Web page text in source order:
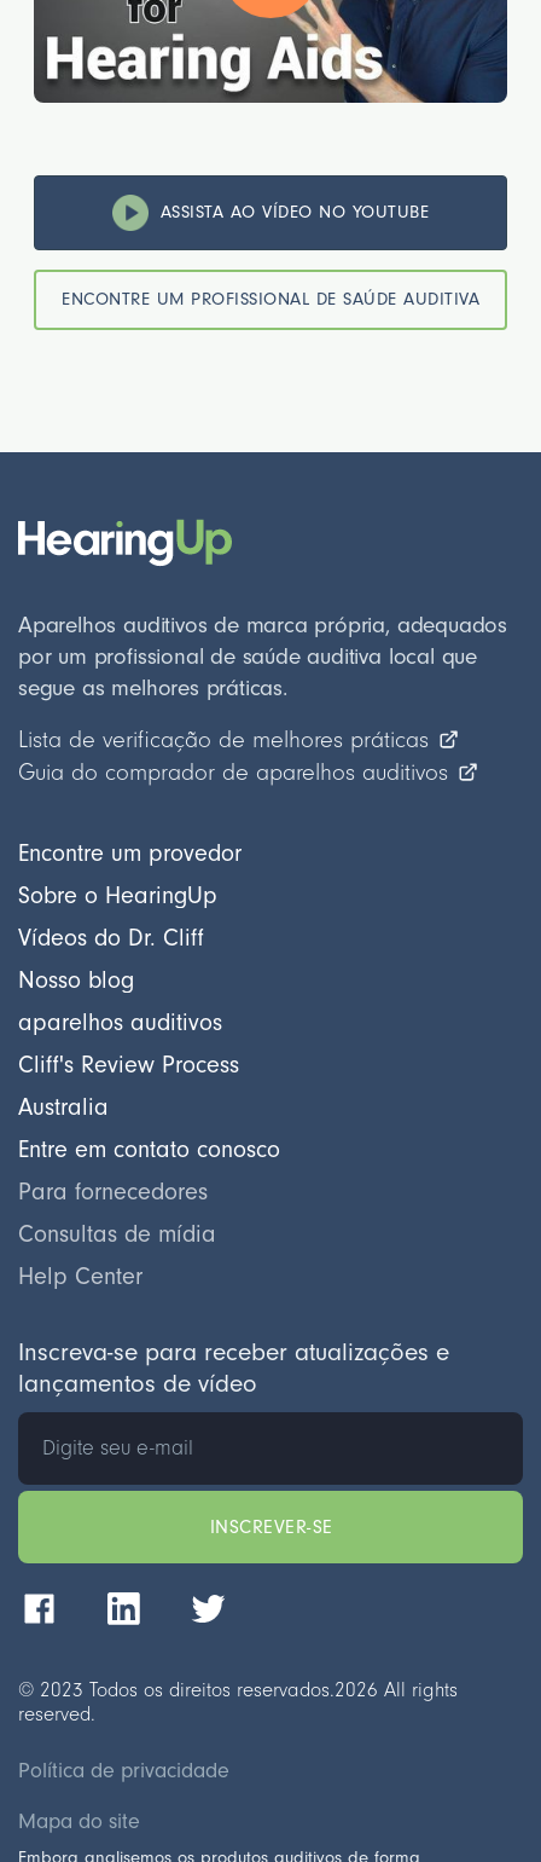
ASSISTA AO VÍDEO NO YOUTUBE
ENCONTRE UM PROFISSIONAL DE SAÚDE AUDITIVA
Encontre um provedor
Sobre o HearingUp
Vídeos do Dr. Cliff
Nosso blog
aparelhos auditivos
Cliff's Review Process
Australia
Entre em contato conosco
Para fornecedores
Consultas de mídia
Help Center
Aparelhos auditivos de marca própria, adequados
por um profissional de saúde auditiva local que
segue as melhores práticas.
Lista de verificação de melhores práticas
Guia do comprador de aparelhos auditivos
© 2023 Todos os direitos reservados.2026 All rights
reserved.
Política de privacidade
Mapa do site
Embora analisemos os produtos auditivos de forma
Inscreva-se para receber atualizações e
lançamentos de vídeo